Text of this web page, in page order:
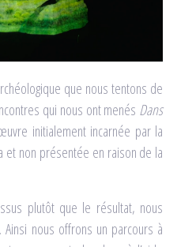
que nous tentons de
qui nous ont menés Dans
initialement incarnée par la
et non présentée en raison de la
plutôt que le résultat, nous
nous offrons un parcours à